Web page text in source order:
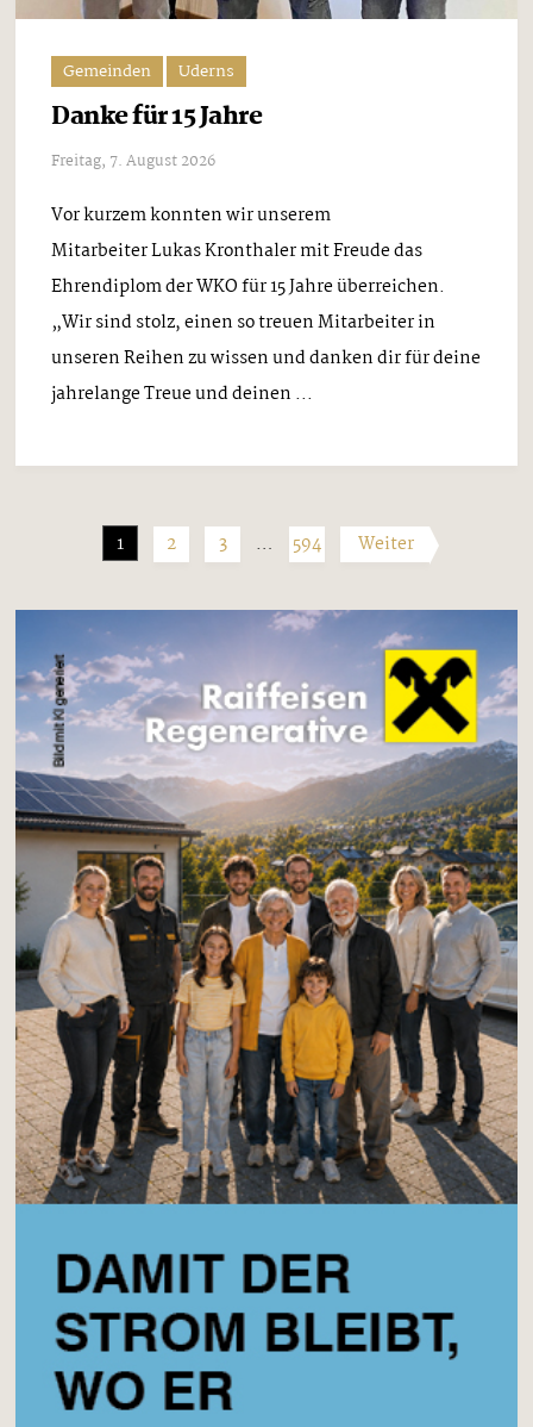
Gemeinden Uderns
Danke für 15 Jahre
Freitag, 7. August 2026
Vor kurzem konnten wir unserem
Mitarbeiter Lukas Kronthaler mit Freude das
Ehrendiplom der WKO für 15 Jahre überreichen.
„Wir sind stolz, einen so treuen Mitarbeiter in
unseren Reihen zu wissen und danken dir für deine
jahrelange Treue und deinen ...
1 2 3 … 594 Weiter